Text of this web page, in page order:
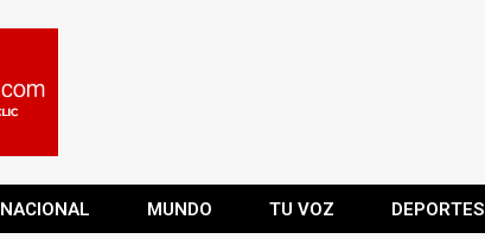
NACIONAL MUNDO TU VOZ DEPORTES